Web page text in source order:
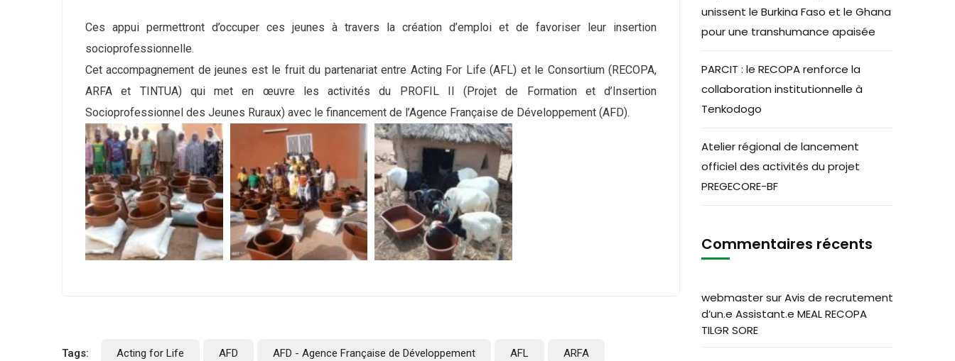
Ces appui permettront d’occuper ces jeunes à travers la création d’emploi et de favoriser leur insertion
socioprofessionnelle.
Cet accompagnement de jeunes est le fruit du partenariat entre Acting For Life (AFL) et le Consortium (RECOPA,
ARFA et TINTUA) qui met en œuvre les activités du PROFIL II (Projet de Formation et d’Insertion
Socioprofessionnel des Jeunes Ruraux) avec le financement de l’Agence Française de Développement (AFD).
Tags: Acting for Life AFD AFD - Agence Française de Développement AFL ARFA
unissent le Burkina Faso et le Ghana
pour une transhumance apaisée
PARCIT : le RECOPA renforce la
collaboration institutionnelle à
Tenkodogo
Atelier régional de lancement
officiel des activités du projet
PREGECORE-BF
Commentaires récents
webmastersurAvis de recrutement
d’un.e Assistant.e MEAL RECOPA
TILGR SORE